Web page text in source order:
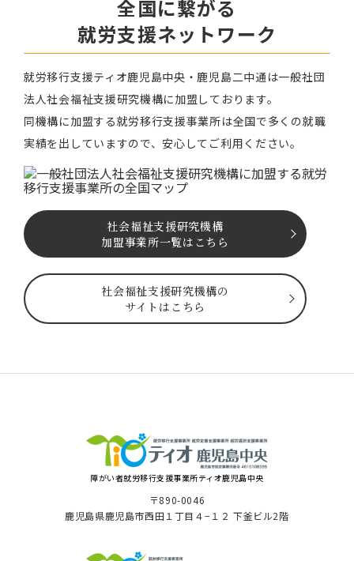
全国に繋がる
就労⽀援ネットワーク
就労移⾏⽀援ティオ⿅児島中央・鹿児島二中通は⼀般社団
法⼈社会福祉⽀援研究機構に加盟しております。
同機構に加盟する就労移⾏⽀援事業所は全国で多くの就職
実績を出していますので、安⼼してご利⽤ください。
社会福祉⽀援研究機構
加盟事業所一覧はこちら
社会福祉⽀援研究機構の
サイトはこちら
障がい者就労移⾏⽀援事業所ティオ⿅児島中央
〒890-0046
⿅児島県⿅児島市⻄⽥１丁⽬４−１２ 下釜ビル2階